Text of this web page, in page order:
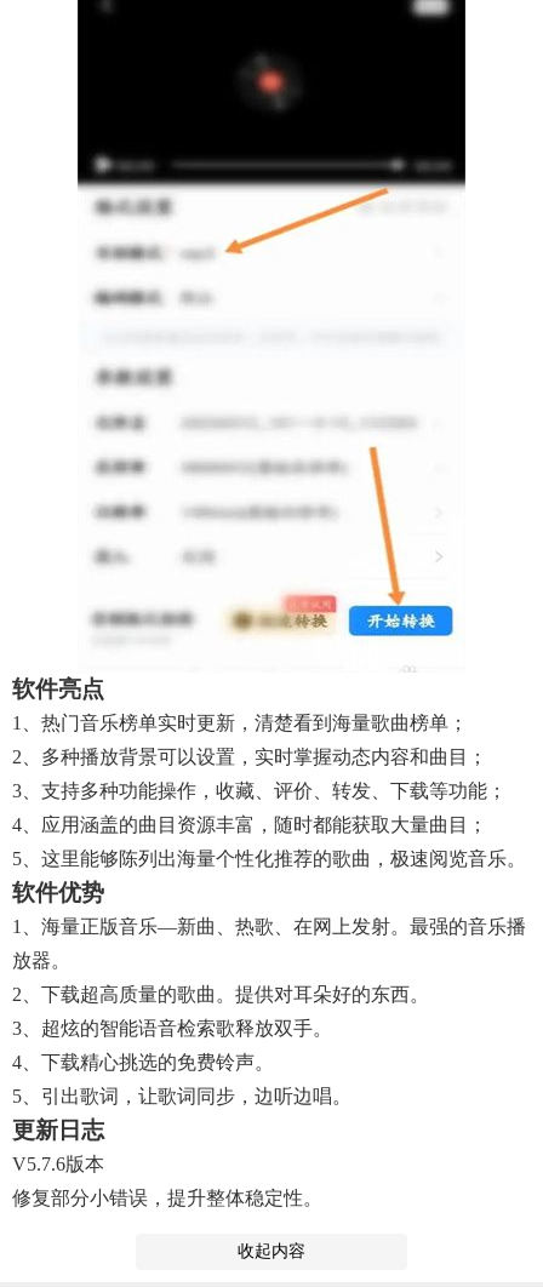
软件亮点
1、热门音乐榜单实时更新，清楚看到海量歌曲榜单；
2、多种播放背景可以设置，实时掌握动态内容和曲目；
3、支持多种功能操作，收藏、评价、转发、下载等功能；
4、应用涵盖的曲目资源丰富，随时都能获取大量曲目；
5、这里能够陈列出海量个性化推荐的歌曲，极速阅览音乐。
软件优势
1、海量正版音乐—新曲、热歌、在网上发射。最强的音乐播
放器。
2、下载超高质量的歌曲。提供对耳朵好的东西。
3、超炫的智能语音检索歌释放双手。
4、下载精心挑选的免费铃声。
5、引出歌词，让歌词同步，边听边唱。
更新日志
V5.7.6版本
修复部分小错误，提升整体稳定性。
收起内容